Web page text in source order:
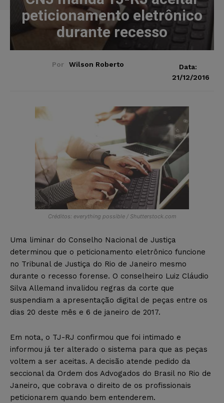
peticionamento eletrônico
durante recesso
Por Wilson Roberto
Data:
21/12/2016
Créditos: everything possible / Shutterstock.com
Uma liminar do Conselho Nacional de Justiça
determinou que o peticionamento eletrônico funcione
no Tribunal de Justiça do Rio de Janeiro mesmo
durante o recesso forense. O conselheiro Luiz Cláudio
Silva Allemand invalidou regras da corte que
suspendiam a apresentação digital de peças entre os
dias 20 deste mês e 6 de janeiro de 2017.
Em nota, o TJ-RJ confirmou que foi intimado e
informou já ter alterado o sistema para que as peças
voltem a ser aceitas. A decisão atende pedido da
seccional da Ordem dos Advogados do Brasil no Rio de
Janeiro, que cobrava o direito de os profissionais
peticionarem quando bem entenderem.